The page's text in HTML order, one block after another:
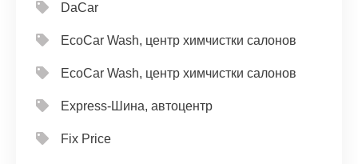
DaCar
EcoCar Wash, центр химчистки салонов
EcoCar Wash, центр химчистки салонов
Express-Шина, автоцентр
Fix Price